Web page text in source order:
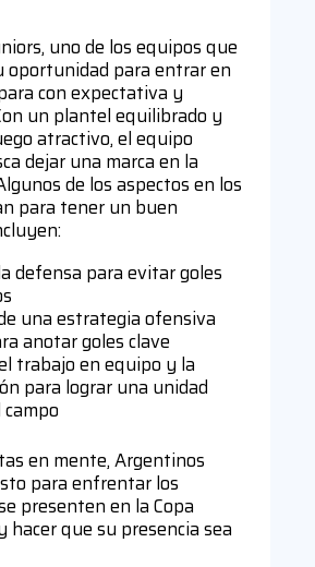
uno de los equipos que
oportunidad para entrar en
con expectativa y
un plantel equilibrado y
atractivo, el equipo
dejar una marca en la
de los aspectos en los
para tener un buen
defensa para evitar goles
una estrategia ofensiva
anotar goles clave
trabajo en equipo y la
para lograr una unidad
en mente, Argentinos
para enfrentar los
presenten en la Copa
hacer que su presencia sea